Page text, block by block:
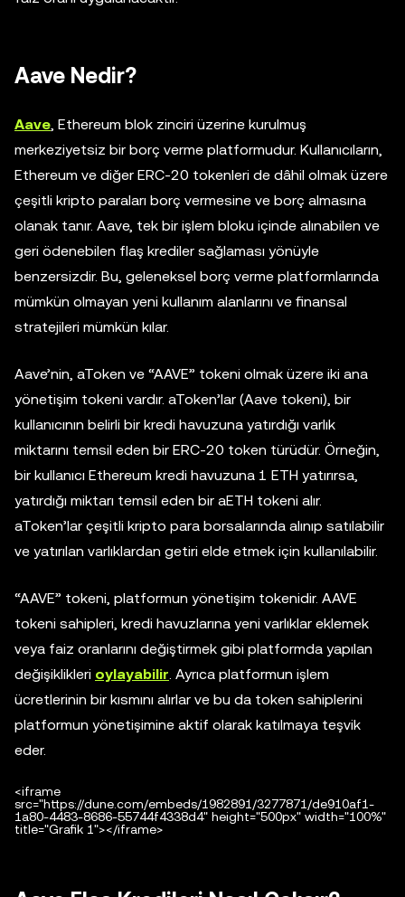
Aave Nedir?
Aave, Ethereum blok zinciri üzerine kurulmuş
merkeziyetsiz bir borç verme platformudur. Kullanıcıların,
Ethereum ve diğer ERC-20 tokenleri de dâhil olmak üzere
çeşitli kripto paraları borç vermesine ve borç almasına
olanak tanır. Aave, tek bir işlem bloku içinde alınabilen ve
geri ödenebilen flaş krediler sağlaması yönüyle
benzersizdir. Bu, geleneksel borç verme platformlarında
mümkün olmayan yeni kullanım alanlarını ve finansal
stratejileri mümkün kılar.
Aave’nin, aToken ve “AAVE” tokeni olmak üzere iki ana
yönetişim tokeni vardır. aToken’lar (Aave tokeni), bir
kullanıcının belirli bir kredi havuzuna yatırdığı varlık
miktarını temsil eden bir ERC-20 token türüdür. Örneğin,
bir kullanıcı Ethereum kredi havuzuna 1 ETH yatırırsa,
yatırdığı miktarı temsil eden bir aETH tokeni alır.
aToken’lar çeşitli kripto para borsalarında alınıp satılabilir
ve yatırılan varlıklardan getiri elde etmek için kullanılabilir.
“AAVE” tokeni, platformun yönetişim tokenidir. AAVE
tokeni sahipleri, kredi havuzlarına yeni varlıklar eklemek
veya faiz oranlarını değiştirmek gibi platformda yapılan
değişiklikleri oylayabilir. Ayrıca platformun işlem
ücretlerinin bir kısmını alırlar ve bu da token sahiplerini
platformun yönetişimine aktif olarak katılmaya teşvik
eder.
<iframe
src="https://dune.com/embeds/1982891/3277871/de910af1-
1a80-4483-8686-55744f4338d4" height="500px" width="100%"
title="Grafik 1"></iframe>